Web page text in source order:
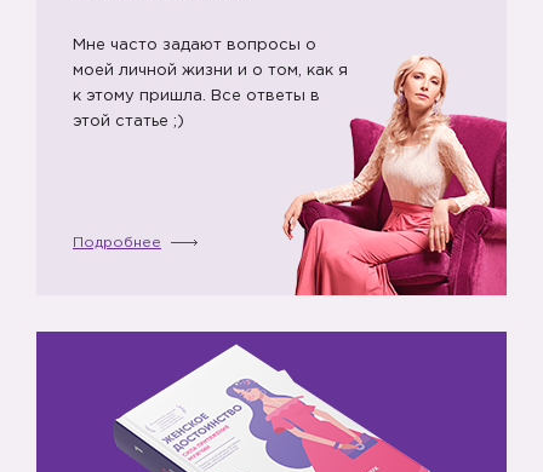
Мне часто задают вопросы о
моей личной жизни и о том, как я
к этому пришла. Все ответы в
этой статье ;)
Подробнее